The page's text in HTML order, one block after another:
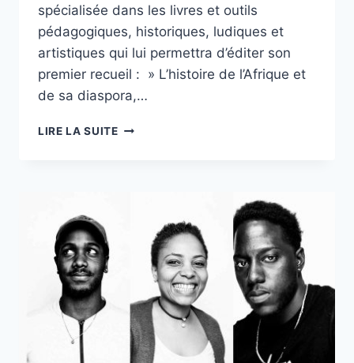
spécialisée dans les livres et outils
pédagogiques, historiques, ludiques et
artistiques qui lui permettra d’éditer son
premier recueil : » L’histoire de l’Afrique et
de sa diaspora,…
LIRE LA SUITE« L’AFRIQUE
JAHLYSSA
SEKHMET
NUBIA